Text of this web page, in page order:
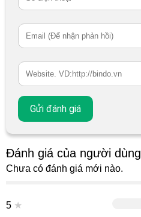
Đánh giá của người dùng
Chưa có đánh giá mới nào.
5 ★